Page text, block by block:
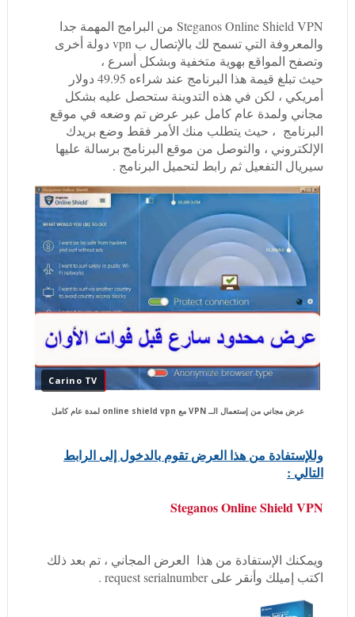
Steganos Online Shield VPN من البرامج المهمة جدا
والمعروفة التي تسمح لك بالإتصال ب vpn دولة أخرى
وتصفح المواقع بهوية متخفية وبشكل أسرع ،
حيث تبلغ قيمة هذا البرنامج عند شراءه 49.95 دولار
أمريكي ، لكن في هذه التدوينة ستحصل عليه بشكل
مجاني ولمدة عام كامل عبر عرض تم وضعه في موقع
البرنامج ، حيث يتطلب منك الأمر فقط وضع بريدك
الإلكتروني ، والتوصل من موقع البرنامج برسالة عليها
سيريال التفعيل ثم رابط لتحميل البرنامج .
Carino TV
عرض مجاني من إستعمال الــ VPN مع online shield vpn لمدة عام كامل
وللإستفادة من هذا العرض تقوم بالدخول إلى الرابط
التالي :
Steganos Online Shield VPN
ويمكنك الإستفادة من هذا العرض المجاني ، تم بعد ذلك
اكتب إميلك وأنقر على request serialnumber .